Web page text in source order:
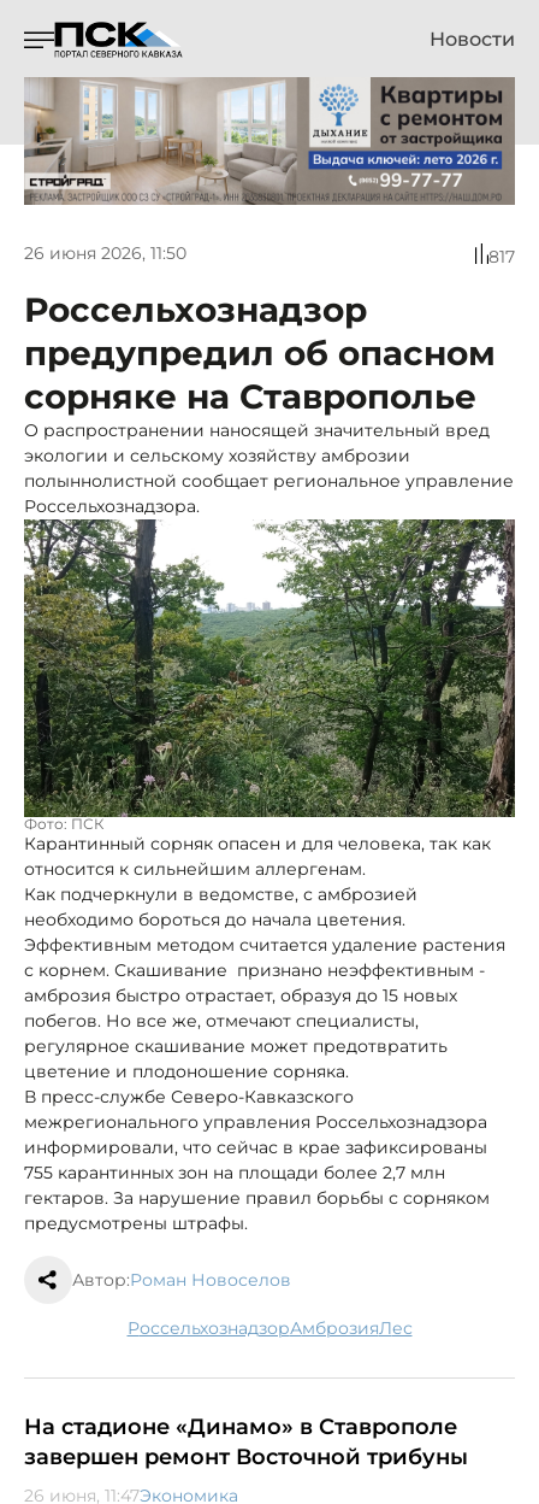
Новости
26 июня 2026, 11:50 817
Россельхознадзор
предупредил об опасном
сорняке на Ставрополье
О распространении наносящей значительный вред
экологии и сельскому хозяйству амброзии
полыннолистной сообщает региональное управление
Россельхознадзора.
Фото: ПСК
Карантинный сорняк опасен и для человека, так как
относится к сильнейшим аллергенам.
Как подчеркнули в ведомстве, с амброзией
необходимо бороться до начала цветения.
Эффективным методом считается удаление растения
с корнем. Скашивание признано неэффективным -
амброзия быстро отрастает, образуя до 15 новых
побегов. Но все же, отмечают специалисты,
регулярное скашивание может предотвратить
цветение и плодоношение сорняка.
В пресс-службе Северо-Кавказского
межрегионального управления Россельхознадзора
информировали, что сейчас в крае зафиксированы
755 карантинных зон на площади более 2,7 млн
гектаров. За нарушение правил борьбы с сорняком
предусмотрены штрафы.
Автор:Роман Новоселов
Россельхознадзор амброзия лес
На стадионе «Динамо» в Ставрополе
завершен ремонт Восточной трибуны
26 июня, 11:47Экономика